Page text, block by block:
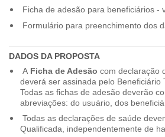
Ficha de adesão para beneficiários -
Formulário para preenchimento dos
DADOS DA PROPOSTA
A Ficha de Adesão com declaração
deverá ser assinada pelo Beneficiário
Todas as fichas de adesão deverão
abreviações: do usuário, dos
Todas as declarações de saúde
Qualificada, independentemente de